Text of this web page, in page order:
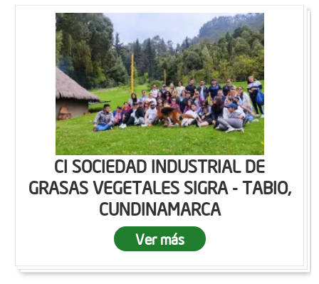
CI SOCIEDAD INDUSTRIAL DE
GRASAS VEGETALES SIGRA - TABIO,
CUNDINAMARCA
Ver más